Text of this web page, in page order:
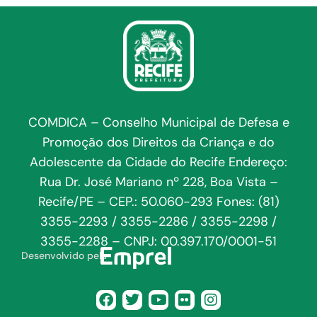
COMDICA – Conselho Municipal de Defesa e
Promoção dos Direitos da Criança e do
Adolescente da Cidade do Recife Endereço:
Rua Dr. José Mariano nº 228, Boa Vista –
Recife/PE – CEP.: 50.060-293 Fones: (81)
3355-2293 / 3355-2286 / 3355-2298 /
3355-2288 – CNPJ: 00.397.170/0001-51
Desenvolvido pela